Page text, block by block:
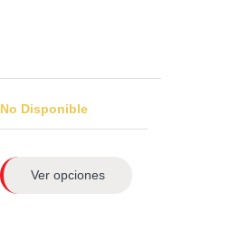
No Disponible
Ver opciones